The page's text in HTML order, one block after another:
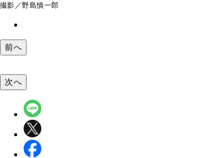
撮影／野島慎一郎
前へ
次へ